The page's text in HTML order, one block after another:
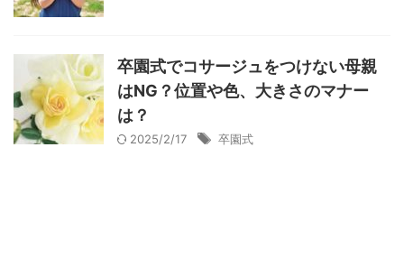
卒園式でコサージュをつけない母親
はNG？位置や色、大きさのマナー
は？
2025/2/17 卒園式